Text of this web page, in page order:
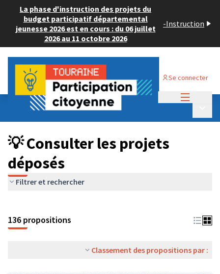
La phase d'instruction des projets du
budget participatif départemental
jeunesse 2026 est en cours : du 06 juillet
2026 au 11 octobre 2026
-Instruction
Se connecter
Budget Participatif JEUNESSE 2024
💡 Consulter les projets déposés
💡 Consulter les projets
déposés
Filtrer et rechercher
136 propositions
Classement des propositions par :